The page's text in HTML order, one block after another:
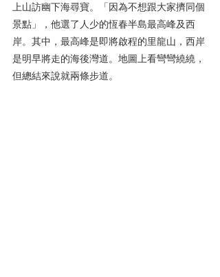
上山訪幽下海尋寶。「因為不想跟大家擠同個
景點」，他選了人少的恆春半島最高峰及西
岸。其中，最高峰是即將啟程的里龍山，西岸
是明早將走的海後灣道。地圖上看彎彎繞繞，
但總結來說就兩條步道。